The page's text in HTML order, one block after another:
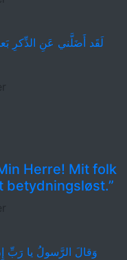
لَقَد أَضَلَّني عَنِ الذِّكرِ
Herre! Mit folk
betydningsløst.”
وَقالَ الرَّسولُ يا رَبِّ